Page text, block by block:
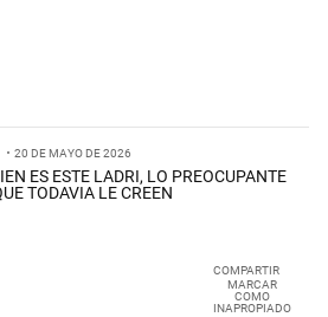
20 DE MAYO DE 2026
ES ESTE LADRI, LO PREOCUPANTE
TODAVIA LE CREEN
COMPARTIR
MARCAR
COMO
INAPROPIADO